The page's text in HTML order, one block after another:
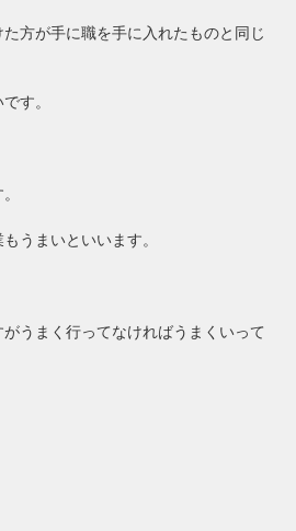
方が手に職を手に入れたものと同じ
す。
うまいといいます。
うまく行ってなければうまくいって